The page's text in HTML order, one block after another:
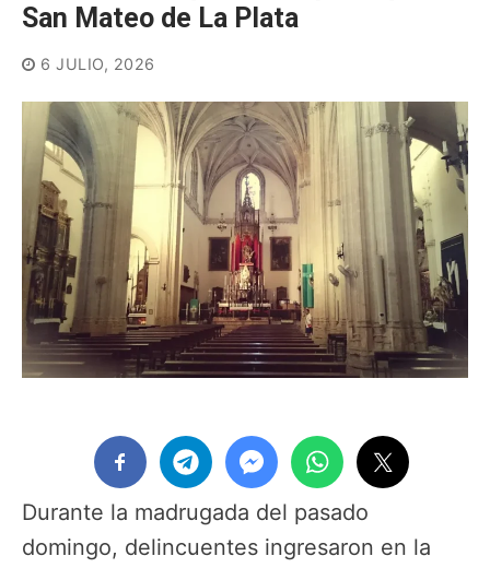
San Mateo de La Plata
6 JULIO, 2026
Durante la madrugada del pasado
domingo, delincuentes ingresaron en la